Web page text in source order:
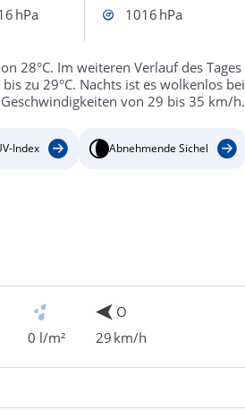
hPa 1016 hPa
28°C. Im weiteren Verlauf des Tages
zu 29°C. Nachts ist es wolkenlos bei
von 29 bis 35 km/h.
Index Abnehmende Sichel
0 l/m²
O
29 km/h